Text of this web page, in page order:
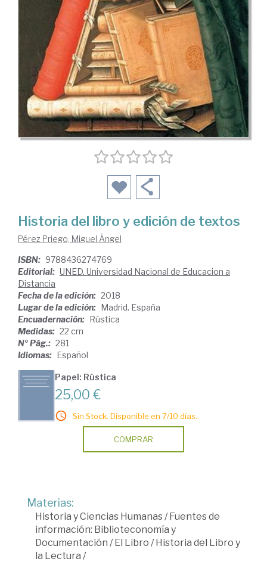
Historia del libro y edición de textos
Pérez Priego, Miguel Ángel
ISBN: 9788436274769
Editorial: UNED. Universidad Nacional de Educacion a
Distancia
Fecha de la edición: 2018
Lugar de la edición: Madrid. España
Encuadernación: Rústica
Medidas: 22 cm
Nº Pág.: 281
Idiomas: Español
Papel: Rústica
25,00 €
Sin Stock. Disponible en 7/10 días.
COMPRAR
Materias:
Historia y Ciencias Humanas /Fuentes de
información: Biblioteconomía y
Documentación /El Libro /Historia del Libro y
la Lectura /